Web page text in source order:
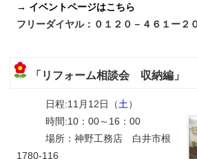
→ イベントページはこちら
フリーダイヤル：０１２０－４６１ー２
「リフォーム相談会 収納編」
日程:11月12日（土）
時間:10：00～16：00
場所：神野工務店 白井市根
1780-116